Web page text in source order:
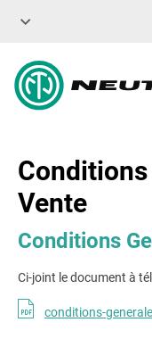
Conditions
Vente
Conditions
Ci-joint le document à
conditions-